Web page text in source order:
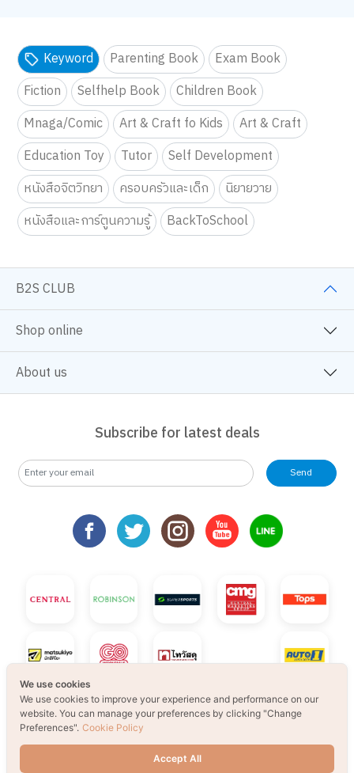
Keyword Parenting Book
Exam Book
Fiction
Selfhelp Book
Children Book
Mnaga/Comic
Art & Craft fo Kids
Art & Craft
Education Toy
Tutor
Self Development
หนังสือจิตวิทยา
ครอบครัวและเด็ก
นิยายวาย
หนังสือและการ์ตูนความรู้
BackToSchool
B2S CLUB
Shop online
About us
Subscribe for latest deals
Send
We use cookies
We use cookies to improve your experience and performance on our
website. You can manage your preferences by clicking "Change
Preferences". Cookie Policy
Accept All